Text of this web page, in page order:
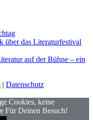
über das Literaturfestival
auf der Bühne – ein
| Datenschutz
Cookies, keine
Für Deinen Besuch!